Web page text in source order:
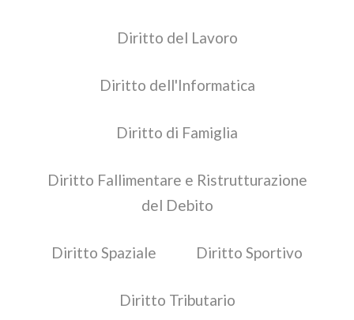
Diritto del Lavoro
Diritto dell'Informatica
Diritto di Famiglia
Diritto Fallimentare e Ristrutturazione
del Debito
Diritto Spaziale Diritto Sportivo
Diritto Tributario